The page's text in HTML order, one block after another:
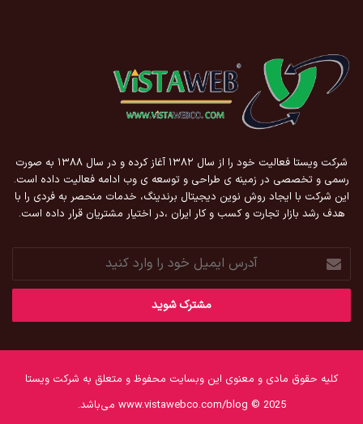
شرکت ویستا فعالیت خود را از سال ۱۳۸۲ آغاز کرده و در سال ۱۳۸۸ به صورت
رسمی و تخصصی در زمینه ی طراحی و توسعه ی وب ادامه فعالیت داده است.
این شرکت با ایجاد روش نوین دیجیتال برندینگ، خدمات منحصر به فردی را با
هدف رشد بازار تجارت و کسب و کار ایران ،در اختیار مشتریان قرار داده است.
آدرس
ایمیل
خود
وارد
کلیه حقوق مادی و معنوی این وبسایت محفوظ و متعلق به شرکت ویستا
www.vistawebco.com/blog © 2025 می‌باشد.